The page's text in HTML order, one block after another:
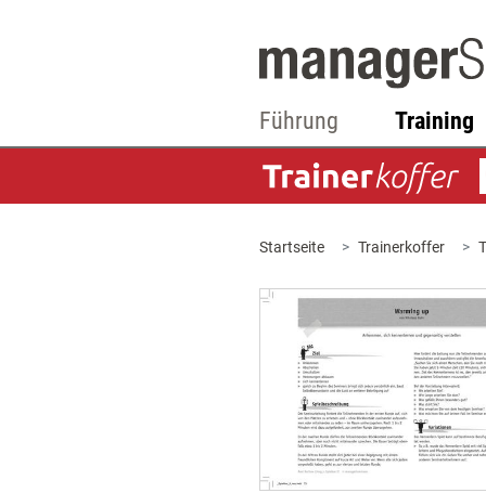
Führung Training
Startseite Trainerkoffer